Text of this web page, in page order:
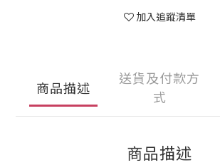
加入追蹤清單
商品描述
送貨及付款方
式
商品描述